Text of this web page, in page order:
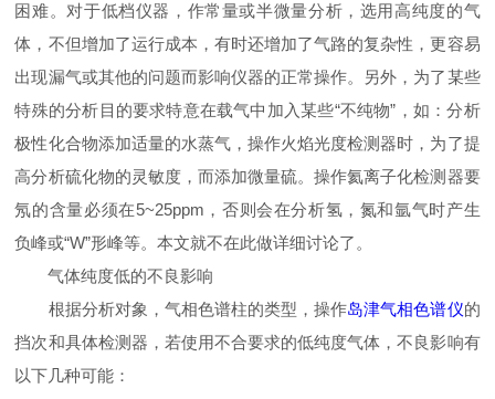
困难。对于低档仪器，作常量或半微量分析，选用高纯度的气
体，不但增加了运行成本，有时还增加了气路的复杂性，更容易
出现漏气或其他的问题而影响仪器的正常操作。另外，为了某些
特殊的分析目的要求特意在载气中加入某些“不纯物”，如：分析
极性化合物添加适量的水蒸气，操作火焰光度检测器时，为了提
高分析硫化物的灵敏度，而添加微量硫。操作氦离子化检测器要
氖的含量必须在5~25ppm，否则会在分析氢，氮和氩气时产生
负峰或“W”形峰等。本文就不在此做详细讨论了。
气体纯度低的不良影响
根据分析对象，气相色谱柱的类型，操作岛津气相色谱仪的
挡次和具体检测器，若使用不合要求的低纯度气体，不良影响有
以下几种可能：